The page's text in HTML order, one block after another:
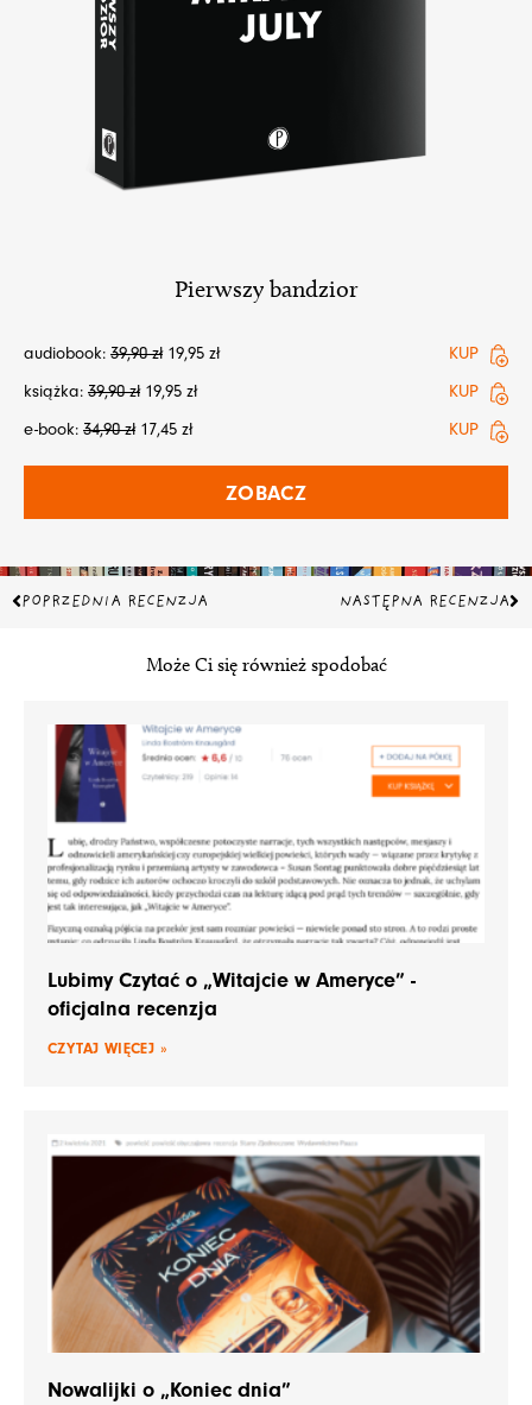
Pierwszy bandzior
audiobook: 39,90zł 19,95 zł
KUP
książka: 39,90zł 19,95 zł
KUP
e-book: 34,90zł 17,45 zł KUP
ZOBACZ
Prev
POPRZEDNIA RECENZJA NASTĘPNA RECENZJA
Może Ci się również spodobać
Lubimy Czytać o „Witajcie w Ameryce” -
oficjalna recenzja
CZYTAJ WIĘCEJ »
Nowalijki o „Koniec dnia”